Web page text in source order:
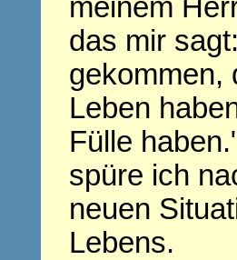
meinem
das mir
gekommen,
Leben
Fülle
spüre ich
neuen
Lebens.